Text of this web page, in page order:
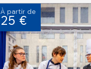
À partir de
25 €